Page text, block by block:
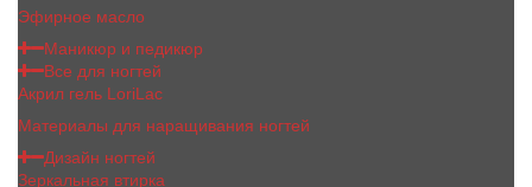
Эфирное масло
Маникюр и педикюр
Все для ногтей
Акрил гель LoriLac
Материалы для наращивания ногтей
Дизайн ногтей
Зеркальная втирка